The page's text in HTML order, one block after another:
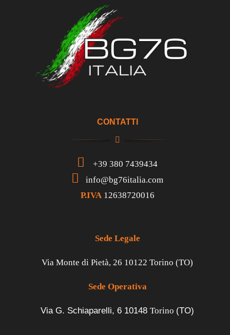
CONTATTI
+39 380 7439434
info@bg76italia.com
P.IVA 12638720016
Sede Legale
Via Monte di Pietà, 26 10122 Torino (TO)
Sede Operativa
Via G. Schiaparelli, 6 10148 Torino (TO)